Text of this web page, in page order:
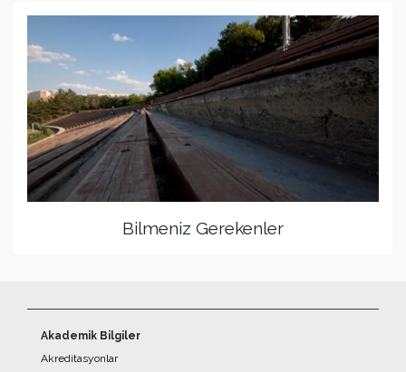
Bilmeniz Gerekenler
Akademik Bilgiler
Akreditasyonlar